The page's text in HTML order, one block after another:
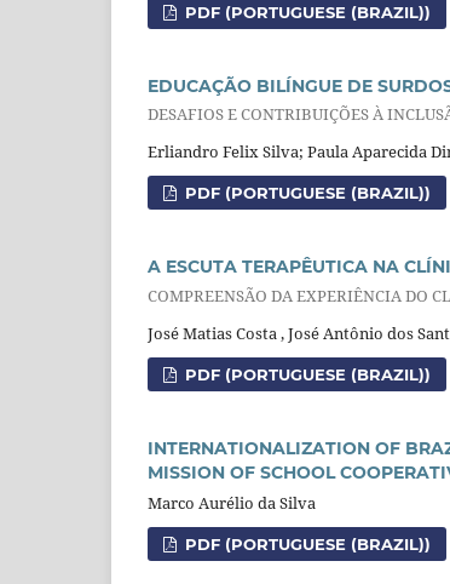
PDF (PORTUGUESE (BRAZIL))
EDUCAÇÃO BILÍNGUE DE
DESAFIOS E CONTRIBUIÇÕES À
Erliandro Felix Silva; Paula Aparecida
PDF (PORTUGUESE (BRAZIL))
A ESCUTA TERAPÊUTICA NA
COMPREENSÃO DA EXPERIÊNCIA DO
José Matias Costa , José Antônio dos
PDF (PORTUGUESE (BRAZIL))
INTERNATIONALIZATION OF
MISSION OF SCHOOL
Marco Aurélio da Silva
PDF (PORTUGUESE (BRAZIL))